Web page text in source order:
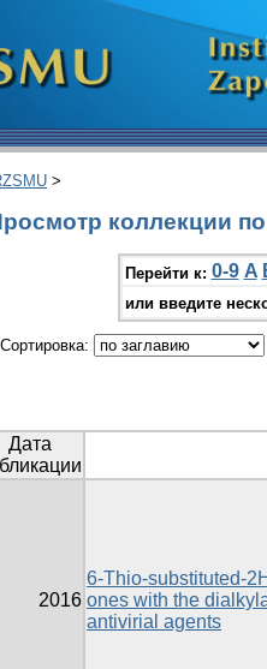
>
коллекции
Перейти к: 0-9 A
или введите
Сортировка:
Дата
2016
6-Thio-substituted-
ones with the
antivirial agents